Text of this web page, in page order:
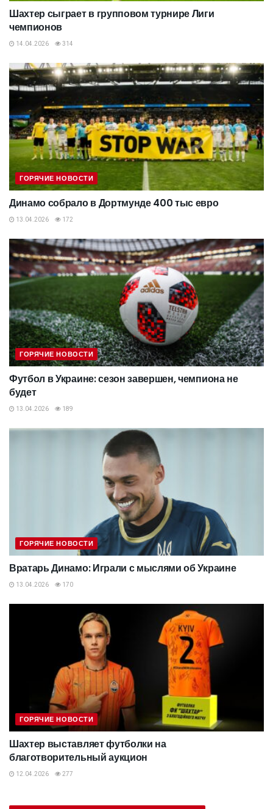
Шахтер сыграет в групповом турнире Лиги
чемпионов
14.04.2026 314
ГОРЯЧИЕ НОВОСТИ
Динамо собрало в Дортмунде 400 тыс евро
13.04.2026 172
ГОРЯЧИЕ НОВОСТИ
Футбол в Украине: сезон завершен, чемпиона не
будет
13.04.2026 189
ГОРЯЧИЕ НОВОСТИ
Вратарь Динамо: Играли с мыслями об Украине
13.04.2026 170
ГОРЯЧИЕ НОВОСТИ
Шахтер выставляет футболки на
благотворительный аукцион
12.04.2026 277